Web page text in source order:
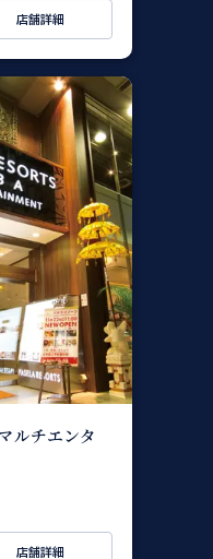
店舗詳細
ルチエンタ
店舗詳細